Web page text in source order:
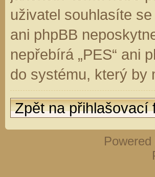
uživatel souhlasíte
ani phpBB
nepřebírá „PES“ ani
do systému, který by
Zpět na přihlašovací
Powered